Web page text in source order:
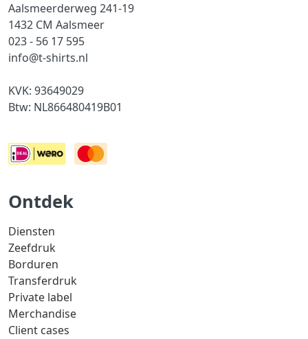
Aalsmeerderweg 241-19
1432 CM Aalsmeer
023 - 56 17 595
info@t-shirts.nl
KVK: 93649029
Btw: NL866480419B01
Ontdek
Diensten
Zeefdruk
Borduren
Transferdruk
Private label
Merchandise
Client cases